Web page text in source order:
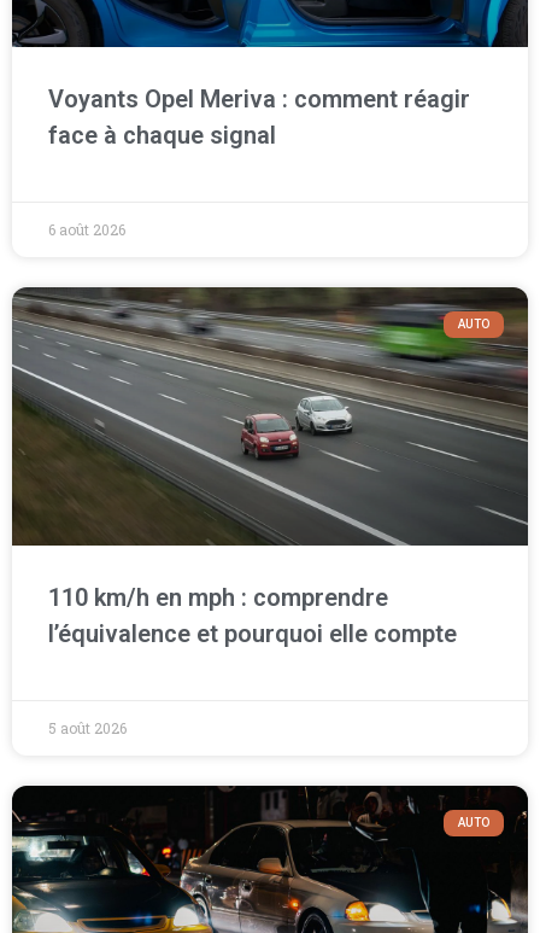
Voyants Opel Meriva : comment réagir
face à chaque signal
6 août 2026
AUTO
110 km/h en mph : comprendre
l’équivalence et pourquoi elle compte
5 août 2026
AUTO